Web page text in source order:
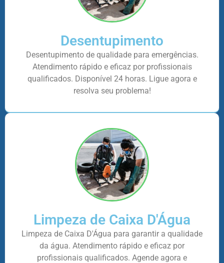
Desentupimento
Desentupimento de qualidade para emergências.
Atendimento rápido e eficaz por profissionais
qualificados. Disponível 24 horas. Ligue agora e
resolva seu problema!
Limpeza de Caixa D'Água
Limpeza de Caixa D'Água para garantir a qualidade
da água. Atendimento rápido e eficaz por
profissionais qualificados. Agende agora e